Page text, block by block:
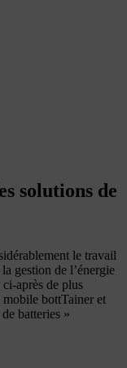
solutions de
le travail
gestion de l’énergie
après de plus
bottTainer et
batteries »